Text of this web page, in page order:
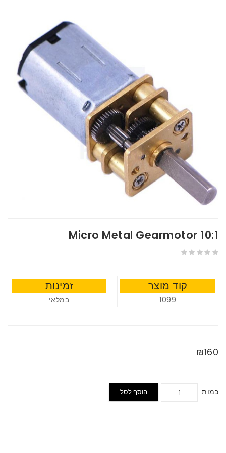
10:1 Micro Metal Gearmotor
קוד מוצר
1099
זמינות
במלאי
₪160
כמות הוסף לסל